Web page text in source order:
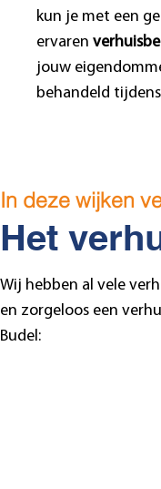
kun je met een
ervaren
jouw
behandeld
In deze wijken
Het
Wij hebben al vele
en zorgeloos een
Budel: